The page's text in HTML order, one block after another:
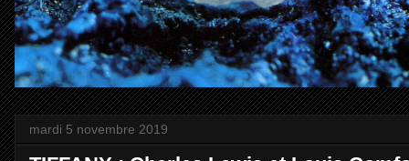
mardi 5 novembre 2019